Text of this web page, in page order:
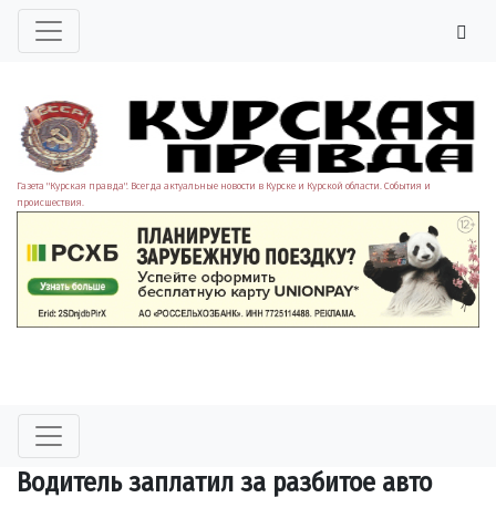
Газета "Курская правда". Всегда актуальные новости в Курске и Курской области. События и
происшествия.
Водитель заплатил за разбитое авто